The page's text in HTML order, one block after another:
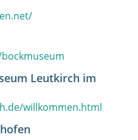
Leutkirch im
willkommen.html